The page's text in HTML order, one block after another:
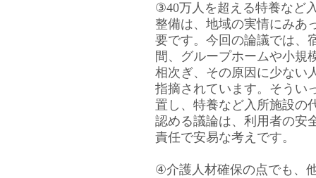
③40万人を超える特養など
整備は、地域の実情にみあ
要です。今回の論議では、
間、グループホームや小規
相次ぎ、その原因に少ない
指摘されています。そうい
置し、特養など入所施設の
認める議論は、利用者の安
責任で安易な考えです。
④介護人材確保の点でも、